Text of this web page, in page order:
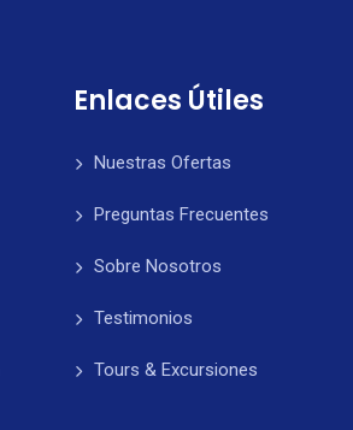
Enlaces Útiles
Nuestras Ofertas
Preguntas Frecuentes
Sobre Nosotros
Testimonios
Tours & Excursiones